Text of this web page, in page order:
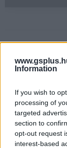
Information
If you wish to
processing of
targeted
section to
opt-out request
interest-based
Címkék:
strange az őrület